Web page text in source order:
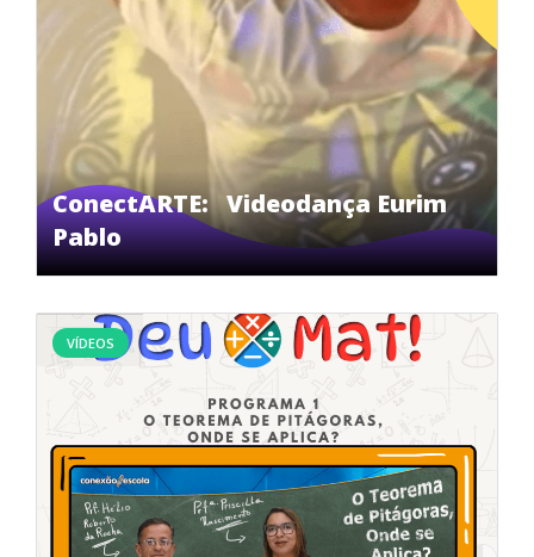
ConectARTE: Videodança Eurim
Pablo
VÍDEOS